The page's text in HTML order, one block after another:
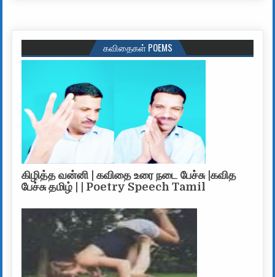
கவிதைகள் POEMS
கிழித்த வன்னி | கவிதை உரை நடை பேச்சு |கவித
பேச்சு தமிழ் | | Poetry Speech Tamil